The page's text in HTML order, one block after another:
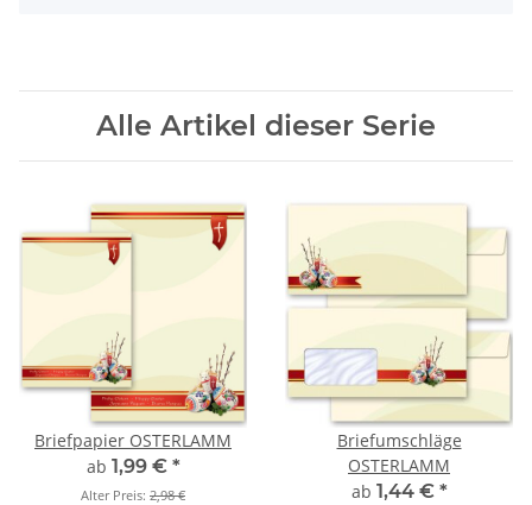
Alle Artikel dieser Serie
Briefpapier OSTERLAMM
ab 1,99 € *
Alter Preis: 2,98 €
Briefumschläge
OSTERLAMM
ab 1,44 € *